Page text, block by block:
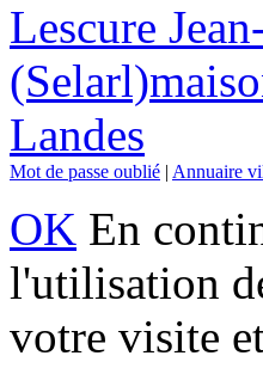
Lescure
Landes
Mot de passe oublié | Annuaire
OK En
l'utilisation
votre visite